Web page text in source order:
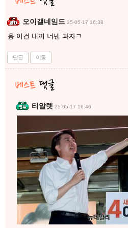
오이갤네임드 25-05-17 16:38
응 이건 내꺼 너넨 과자ㅋ
답글 이동
티알렛 25-05-17 16:46